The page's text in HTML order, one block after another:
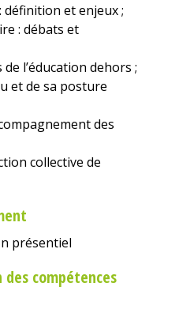
définition et enjeux ;
: débats et
l’éducation dehors ;
et de sa posture
des
collective de
présentiel
compétences